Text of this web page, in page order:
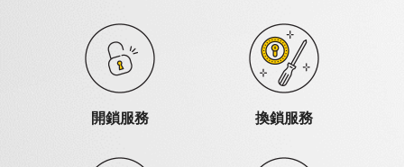
開鎖服務 換鎖服務